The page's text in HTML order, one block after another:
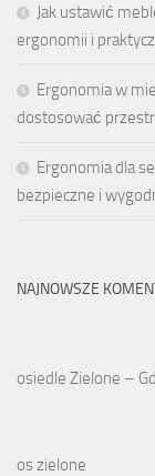
Jak ustawić
ergonomii i
Ergonomia w
dostosować
Ergonomia dla
bezpieczne i
NAJNOWSZE
osiedle Zielone –
os zielone